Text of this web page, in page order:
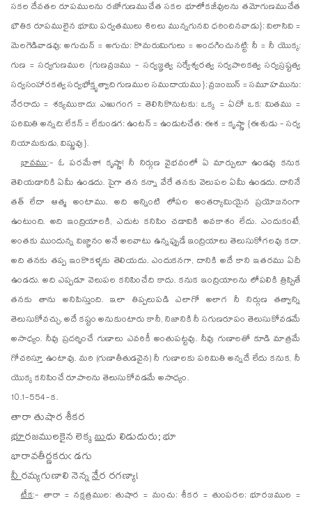
సకల దేవతల రూపములను రజోగుణముచేత సకల భూలోకజీవులను తమోగుణముచేత
భౌతిక రూపములైన భూమి పర్వతములు శిలలు మున్నగునవి ధరించినవాడు}; విలాసివి =
మెలగెడివాడవు; అగుచున్ = అగుచు; కొమరుమిగులు = అందగించునట్టి; నీ = నీ యొక్క;
గుణ = సర్వగుణముల {గుణవ్రజము - సర్వజ్ఞత్వ సర్వేశ్వరత్వ సర్వపాలకత్వ సర్వస్రష్టత్వ
సర్వసంహారకత్వ సర్వభోక్తృత్వాది గుణముల సముదాయము}; వ్రజంబున్ = సమూహమును;
నేరరాదు = శక్యముకాదు; ఎఱుగంగ = తెలిసికొనుటకు; ఒక్క = ఏదో ఒక; మితము =
పరిమితి అన్నది; లేకన్ = లేకుండగ; ఉంటన్ = ఉండుటచేత; ఈశ = కృష్ణా {ఈశుడు - సర్వ
నియామకుడు, విష్ణువు}.
భావము:- ఓ పరమేశా! కృష్ణా! నీ నిర్గుణ వైభవంలో ఏ మార్పులూ ఉండవు కనుక
తెలియడానికి ఏమీ ఉండదు. పైగా తన కన్నా వేరే తనకు వెలుపల ఏమీ ఉండదు. దానినే
తత్ లేదా ఆత్మ అంటాము. అది అన్నింటి లోపల అంతర్యామియైన ప్రయోజనంగా
ఉంటుంది. అది ఇంద్రియాలకి, ఎదుట కనిపిం చడావికి అవకాశం లేదు. ఎందుకంటే,
అంతకు ముందున్న విజ్ఞానం అనే అలవాటు ఉన్నప్పుడే ఇంద్రియాలు తెలుసుకోగలవు కదా.
అది తనకు తప్ప ఇంకొకళ్ళకు తెలియదు. ఎందుకనగా, దానికి అదే కాని ఇతరము ఏదీ
ఉండదు. అది ఎప్పడూ వెలుపల కనిపించేది కాదు. కనుక ఇంద్రియాలను లోపలికి త్రిప్పితే
తనకు తాను అనిపిస్తుంది. ఇలా తిప్పలుపడి ఎలాగో అలాగ నీ నిర్గుణ తత్వాన్ని
తెలుసుకోవచ్చు. అదే కష్టం అనుకుంటారు కానీ, నిజానికి నీ సగుణరూపం తెలుసుకోవడమే
అసాధ్యం. నీవు ప్రదర్శించే గుణాలు ఎవరికీ అంతుపట్టవు. నీవు గుణాలతో కూడి మాత్రమే
గోచరిస్తూ ఉంటావు. మరి (గుణాతీతుడవైన) నీ గుణాలకు పరిమితి అన్నదే లేదు కనుక, నీ
యొక్క కనిపించే రూపాలను తెలుసుకోవడమే అసాధ్యం.
10.1-554-క.
తారా తుషార శీకర
భూరజములకైన లెక్కబుధు లిడుదురు; భూ
భారావతీర్ణకరుఁ డగు
నీరమ్యగుణాలి నెన్ననేర రగణ్యా!
టీక:- తారా = నక్షత్రముల; తుషార = మంచు; శీకర = తుంపరల; భూరజముల =